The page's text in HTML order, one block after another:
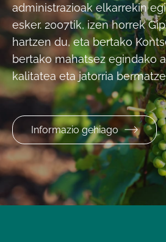
administrazioak elkarrekin
esker. 2007tik, izen horrek
hartzen du, eta bertako
bertako mahatsez egindako
kalitatea eta jatorria
Informazio gehiago